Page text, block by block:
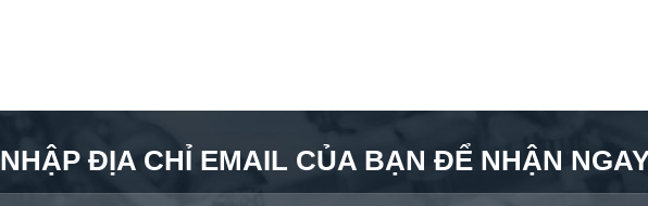
NHẬP ĐỊA CHỈ EMAIL CỦA BẠN ĐỂ NHẬN